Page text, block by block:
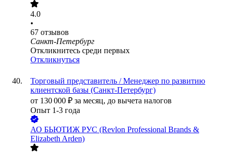
4.0
•
67 отзывов
Санкт-Петербург
Откликнитесь среди первых
Откликнуться
Торговый представитель / Менеджер по развитию
клиентской базы (Санкт-Петербург)
от 130 000 ₽ за месяц, до вычета налогов
Опыт 1-3 года
АО БЬЮТИЖ РУС (Revlon Professional Brands &
Elizabeth Arden)